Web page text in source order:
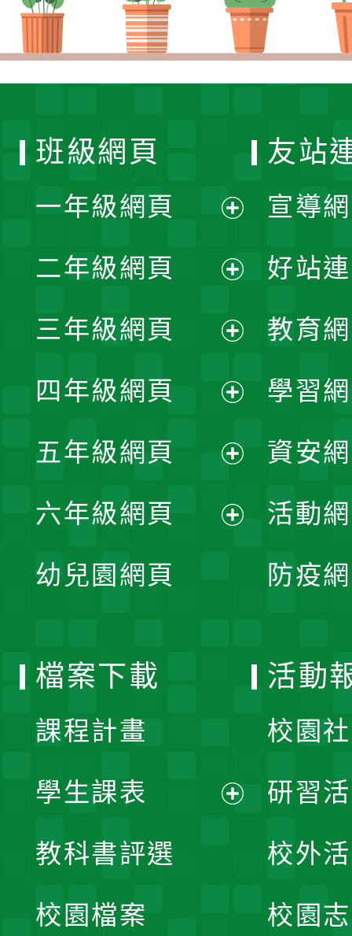
班級網頁
一年級網頁
開
選
單
二年級網頁
開
選
單
三年級網頁
開
選
單
四年級網頁
開
選
五年級網頁
開
六年級網頁
幼兒園網頁
友站
宣導
好站
教育
學習
資安
活動
防疫
檔案下載
課程計畫
學生課表
教科書評選
校園檔案
活動
校園
研習
校外
校園